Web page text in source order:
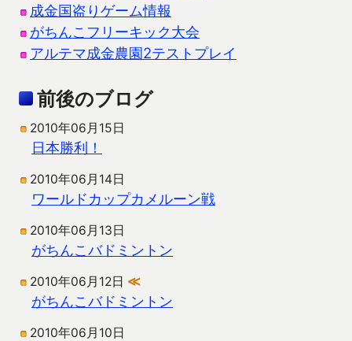
成金国盗りゲーム情報
がちんこフリーキック大会
アルテマ成金農園2テストプレイ
前後のブログ
2010年06月15日
日本勝利！
2010年06月14日
ワールドカップカメルーン戦
2010年06月13日
がちんこバドミントン
2010年06月12日 ≪
がちんこバドミントン
2010年06月10日